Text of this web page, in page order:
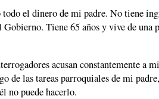
el dinero de mi padre. No tiene
Gobierno. Tiene 65 años y vive de una
acusan constantemente a
de las tareas parroquiales de mi
no puede hacerlo.